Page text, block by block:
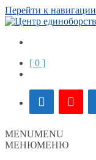
Перейти к навигации
[ 0 ]
MENUMENU
МЕНЮМЕНЮ